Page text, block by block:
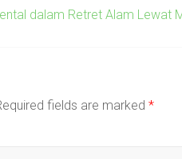
dalam Retret Alam Lewat
fields are marked *